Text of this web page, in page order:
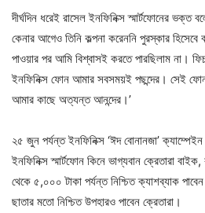
দীর্ঘদিন ধরেই রাসেল ইনফিনিক্স স্মার্টফোনের
কেনার আগেও তিনি কল্পনা করেননি পুরস্কার হিসেবে
পাওয়ার পর আমি বিশ্বাসই করতে পারছিলাম না।
ইনফিনিক্স ফোন আমার সবসময়ই পছন্দের। সেই
আমার কাছে অত্যন্ত আনন্দের।’
২৫ জুন পর্যন্ত ইনফিনিক্স ‘ঈদ বোনানজা’
ইনফিনিক্স স্মার্টফোন কিনে ভাগ্যবান ক্রেতারা
থেকে ৫,০০০ টাকা পর্যন্ত নিশ্চিত ক্যাশব্যাক
ছাতার মতো নিশ্চিত উপহারও পাবেন ক্রেতারা।